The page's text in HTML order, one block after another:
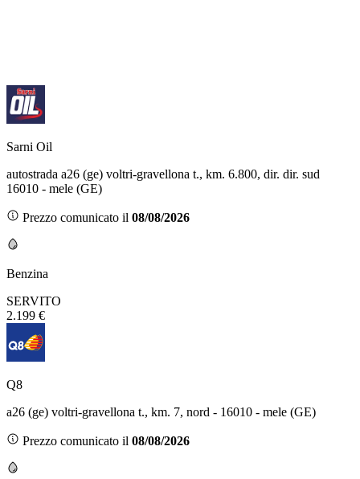
Sarni Oil
autostrada a26 (ge) voltri-gravellona t., km. 6.800, dir. dir. sud
16010 - mele (GE)
Prezzo comunicato il 08/08/2026
Benzina
SERVITO
2.199 €
Q8
a26 (ge) voltri-gravellona t., km. 7, nord - 16010 - mele (GE)
Prezzo comunicato il 08/08/2026